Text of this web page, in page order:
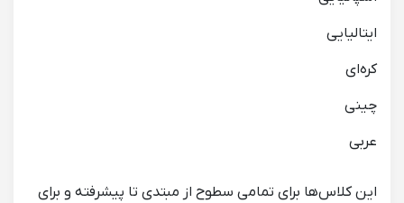
ایتالیایی
کره‌ای
چینی
عربی
این کلاس‌ها برای تمامی سطوح از مبتدی تا پیشرفته و برای